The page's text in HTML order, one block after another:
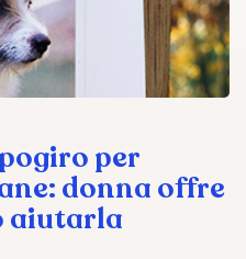
per
donna offre
aiutarla